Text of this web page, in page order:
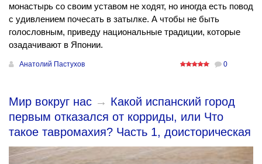
монастырь со своим уставом не ходят, но иногда есть повод
с удивлением почесать в затылке. А чтобы не быть
голословным, приведу национальные традиции, которые
озадачивают в Японии.
Анатолий Пастухов 0
Мир вокруг нас → Какой испанский город
первым отказался от корриды, или Что
такое тавромахия? Часть 1, доисторическая